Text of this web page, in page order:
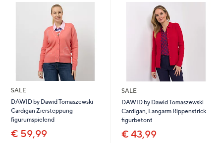
SALE
DAWID by Dawid Tomaszewski
Cardigan Ziersteppung
figurumspielend
€ 59,99
SALE
DAWID by Dawid Tomaszewski
Cardigan, Langarm Rippenstrick
figurbetont
€ 43,99